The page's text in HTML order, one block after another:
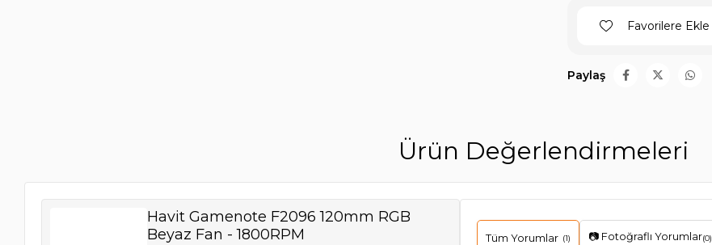
Favorilere Ekle
Paylaş
Ürün Değerlendirmeleri
Havit Gamenote F2096 120mm RGB
Beyaz Fan - 1800RPM
Tüm Yorumlar (1) 📷 Fotoğraflı Yorumlar(0)